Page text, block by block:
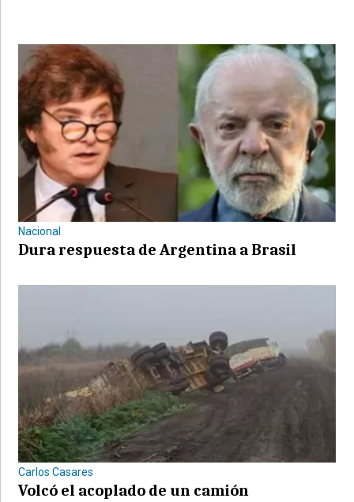
Nacional
Dura respuesta de Argentina a Brasil
Carlos Casares
Volcó el acoplado de un camión